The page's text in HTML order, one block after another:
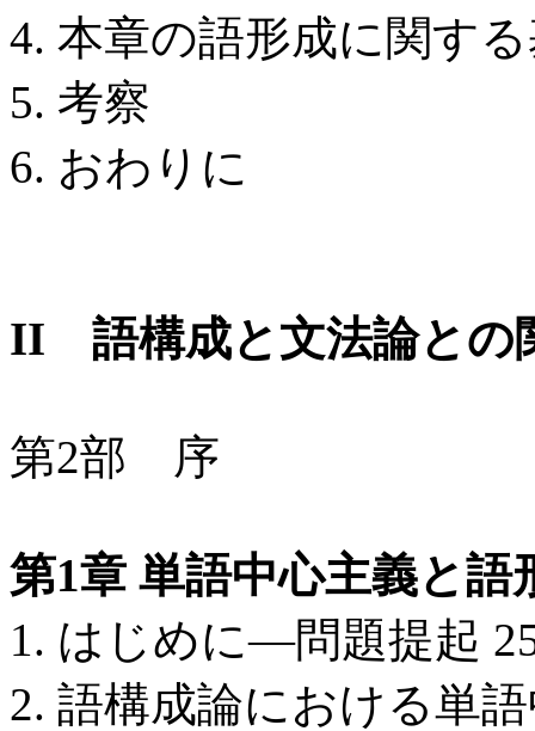
4. 本章の語形成に関す
5. 考察
6. おわりに
II 語構成と文法論との
第2部 序
第1章 単語中心主義と語
1. はじめに―問題提起
2. 語構成論における単